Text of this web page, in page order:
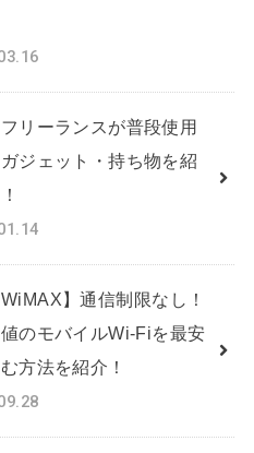
フリーランスが普段使用
ジェット・持ち物を紹
WiMAX】通信制限なし！
のモバイルWi-Fiを最安
方法を紹介！